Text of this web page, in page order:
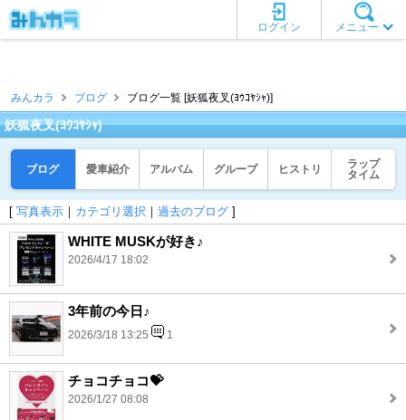
メニュー
ログイン
みんカラ ブログ ブログ一覧 [妖狐夜叉(ﾖｳｺﾔｼｬ)]
妖狐夜叉(ﾖｳｺﾔｼｬ)
ブログ 愛車紹介 アルバム グループ ヒストリ
ラップ
タイム
[ 写真表示 ｜ カテゴリ選択 ｜ 過去のブログ ]
WHITE MUSKが好き♪
2026/4/17 18:02
3年前の今日♪
2026/3/18 13:25 1
チョコチョコ💝
2026/1/27 08:08